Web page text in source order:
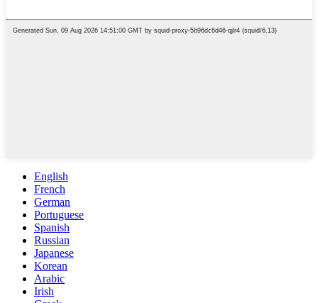
English
French
German
Portuguese
Spanish
Russian
Japanese
Korean
Arabic
Irish